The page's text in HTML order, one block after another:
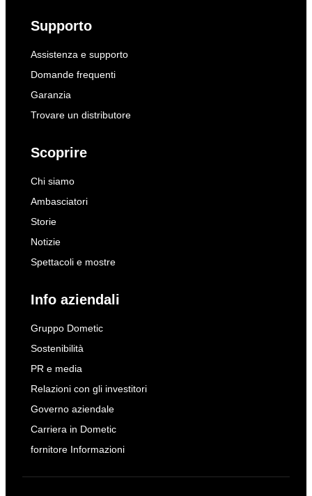
Supporto
Assistenza e supporto
Domande frequenti
Garanzia
Trovare un distributore
Scoprire
Chi siamo
Ambasciatori
Storie
Notizie
Spettacoli e mostre
Info aziendali
Gruppo Dometic
Sostenibilità
PR e media
Relazioni con gli investitori
Governo aziendale
Carriera in Dometic
fornitore Informazioni